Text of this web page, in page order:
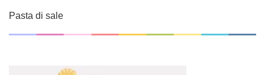
Pasta di sale